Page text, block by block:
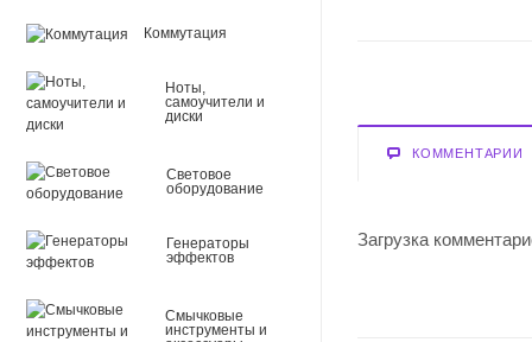
Коммутация
Ноты,
самоучители и
диски
Световое
оборудование
Генераторы
эффектов
Смычковые
инструменты и
КОММЕНТАРИИ
Загрузка